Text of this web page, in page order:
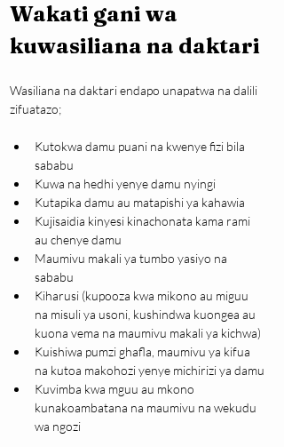
Wakati gani wa
kuwasiliana na daktari
Wasiliana na daktari endapo unapatwa na dalili
zifuatazo;
Kutokwa damu puani na kwenye fizi bila
sababu
Kuwa na hedhi yenye damu nyingi
Kutapika damu au matapishi ya kahawia
Kujisaidia kinyesi kinachonata kama rami
au chenye damu
Maumivu makali ya tumbo yasiyo na
sababu
Kiharusi (kupooza kwa mikono au miguu
na misuli ya usoni, kushindwa kuongea au
kuona vema na maumivu makali ya kichwa)
Kuishiwa pumzi ghafla, maumivu ya kifua
na kutoa makohozi yenye michirizi ya damu
Kuvimba kwa mguu au mkono
kunakoambatana na maumivu na wekudu
wa ngozi